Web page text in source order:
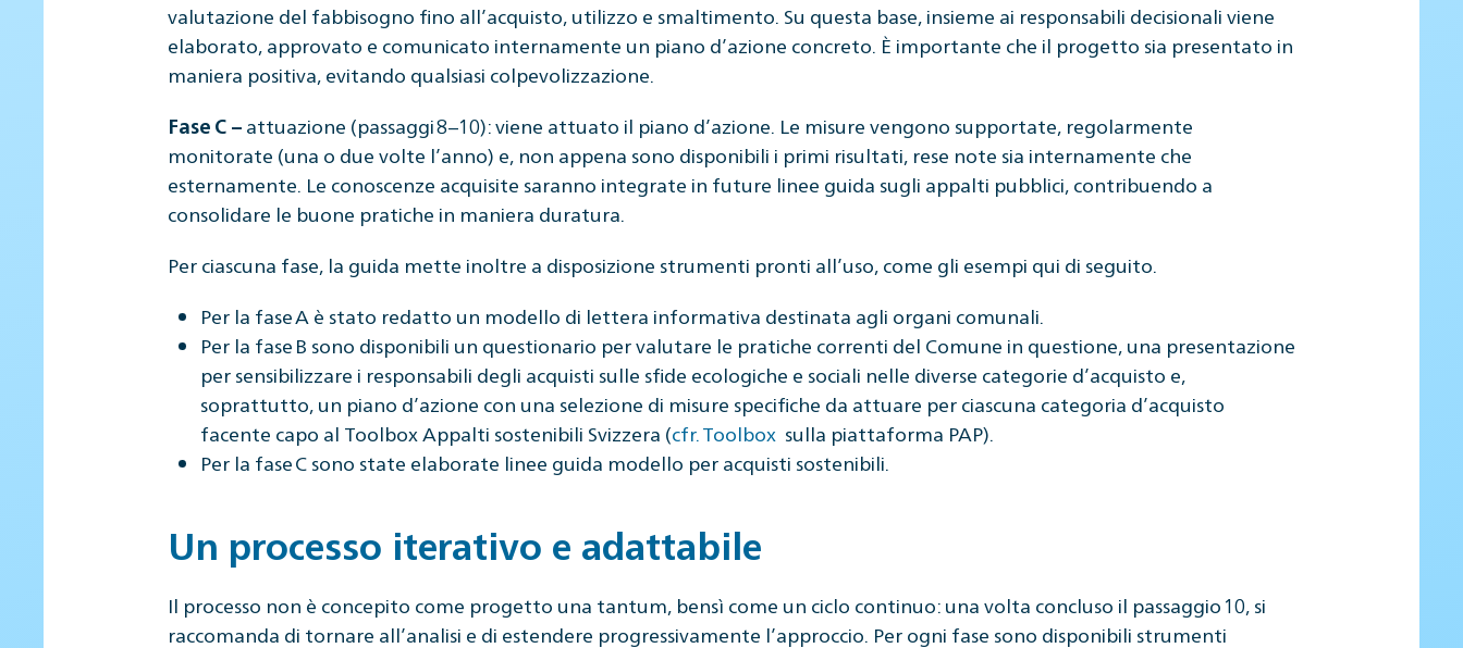
valutazione del fabbisogno fino all’acquisto, utilizzo e smaltimento. Su questa base, insieme ai responsabili decisionali viene
elaborato, approvato e comunicato internamente un piano d’azione concreto. È importante che il progetto sia presentato in
maniera positiva, evitando qualsiasi colpevolizzazione.
Fase C – attuazione (passaggi 8–10): viene attuato il piano d’azione. Le misure vengono supportate, regolarmente
monitorate (una o due volte l’anno) e, non appena sono disponibili i primi risultati, rese note sia internamente che
esternamente. Le conoscenze acquisite saranno integrate in future linee guida sugli appalti pubblici, contribuendo a
consolidare le buone pratiche in maniera duratura.
Per ciascuna fase, la guida mette inoltre a disposizione strumenti pronti all’uso, come gli esempi qui di seguito.
Per la fase A è stato redatto un modello di lettera informativa destinata agli organi comunali.
Per la fase B sono disponibili un questionario per valutare le pratiche correnti del Comune in questione, una presentazione
per sensibilizzare i responsabili degli acquisti sulle sfide ecologiche e sociali nelle diverse categorie d’acquisto e,
soprattutto, un piano d’azione con una selezione di misure specifiche da attuare per ciascuna categoria d’acquisto
facente capo al Toolbox Appalti sostenibili Svizzera (cfr. Toolbox sulla piattaforma PAP).
Per la fase C sono state elaborate linee guida modello per acquisti sostenibili.
Un processo iterativo e adattabile
Il processo non è concepito come progetto una tantum, bensì come un ciclo continuo: una volta concluso il passaggio 10, si
raccomanda di tornare all’analisi e di estendere progressivamente l’approccio. Per ogni fase sono disponibili strumenti